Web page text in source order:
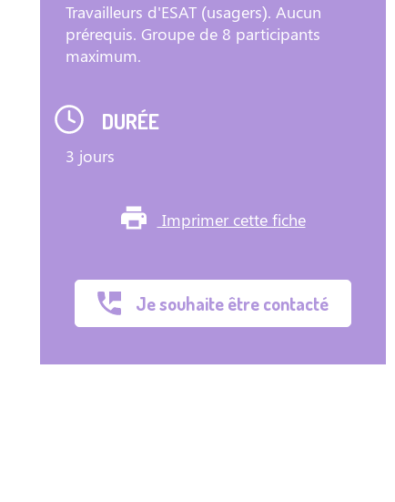
Travailleurs d'ESAT (usagers). Aucun
prérequis. Groupe de 8 participants
maximum.
DURÉE
3 jours
Imprimer cette fiche
Je souhaite être contacté